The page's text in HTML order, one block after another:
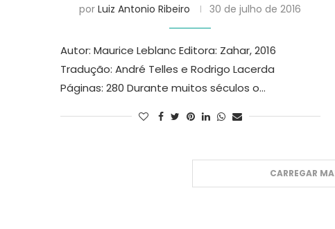
porLuiz Antonio Ribeiro 30 de julho de 2016
Autor: Maurice Leblanc Editora: Zahar, 2016
Tradução: André Telles e Rodrigo Lacerda
Páginas: 280 Durante muitos séculos o…
CARREGAR